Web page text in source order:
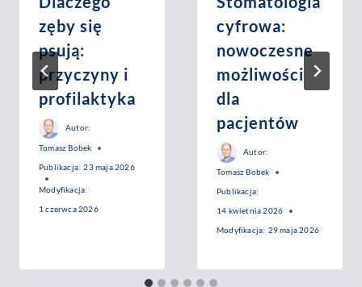
zęby się
psują:
przyczyny i
profilaktyka
Autor:
Tomasz Bobek
Publikacja: 23 maja 2026
Modyfikacja:
1 czerwca 2026
cyfrowa:
nowoczesne
możliwości
dla
pacjentów
Autor:
Tomasz Bobek
Publikacja:
14 kwietnia 2026
Modyfikacja: 29 maja 2026